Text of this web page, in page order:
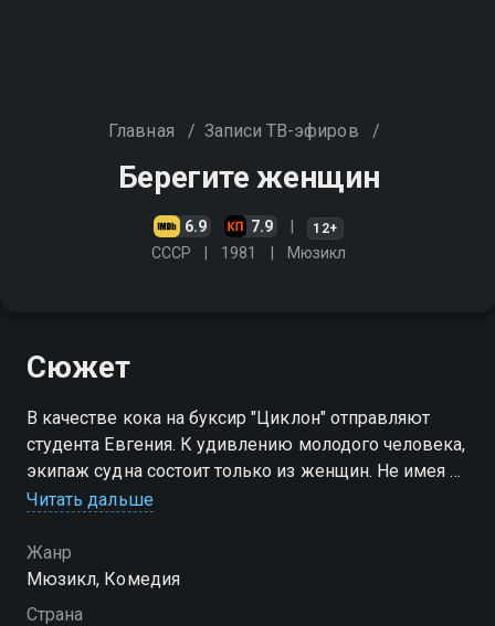
Главная / Записи ТВ-эфиров /
Берегите женщин
6.9 7.9 12+
СССР 1981 Мюзикл
Сюжет
В качестве кока на буксир "Циклон" отправляют
студента Евгения. К удивлению молодого человека,
экипаж судна состоит только из женщин. Не имея ни
малейшего понятия о готовке еды, Евгений тайком
Читать дальше
Жанр
Мюзикл, Комедия
Страна